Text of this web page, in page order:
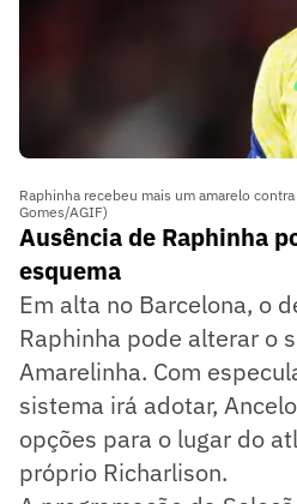
Raphinha recebeu mais um amarelo
Gomes/AGIF)
Ausência de Raphinha
esquema
Em alta no Barcelona, o
Raphinha pode alterar o
Amarelinha. Com
sistema irá adotar,
opções para o lugar do
próprio Richarlison.